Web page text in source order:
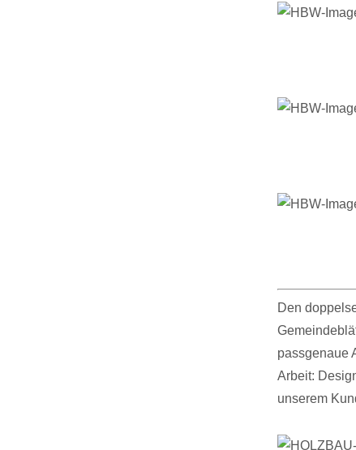
Den
passgenaue
Arbeit:
unserem